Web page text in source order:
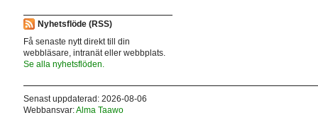
Nyhetsflöde (RSS)
Få senaste nytt direkt till din
webbläsare, intranät eller webbplats.
Se alla nyhetsflöden.
Senast uppdaterad: 2026-08-06
Webbansvar:Alma Taawo